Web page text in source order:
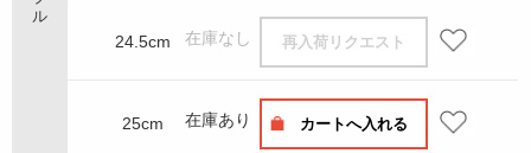
24.5cm 在庫なし 再入荷リクエスト
25cm 在庫あり カートへ入れる